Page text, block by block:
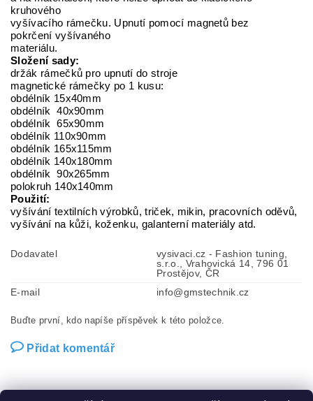
kruhového
vyšívacího rámečku. Upnutí pomocí magnetů bez
pokrčení vyšívaného
materiálu.
Složení sady:
držák rámečků pro upnutí do stroje
magnetické rámečky po 1 kusu:
obdélník 15x40mm
obdélník 40x90mm
obdélník 65x90mm
obdélník 110x90mm
obdélník 165x115mm
obdélník 140x180mm
obdélník 90x265mm
polokruh 140x140mm
Použití:
vyšívání textilních výrobků, triček, mikin, pracovních oděvů,
vyšívání na kůži, koženku, galanterní materiály atd.
Dodavatel
vysivaci.cz - Fashion tuning,
s.r.o., Vrahovická 14, 796 01
Prostějov, ČR
E-mail
info@gmstechnik.cz
Buďte první, kdo napíše příspěvek k této položce.
Přidat komentář